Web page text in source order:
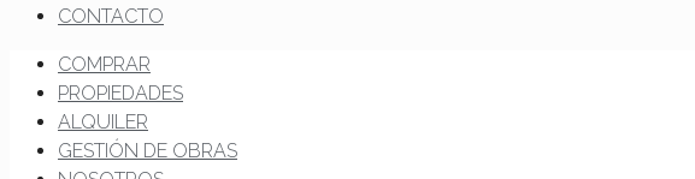
CONTACTO
COMPRAR
PROPIEDADES
ALQUILER
GESTIÓN DE OBRAS